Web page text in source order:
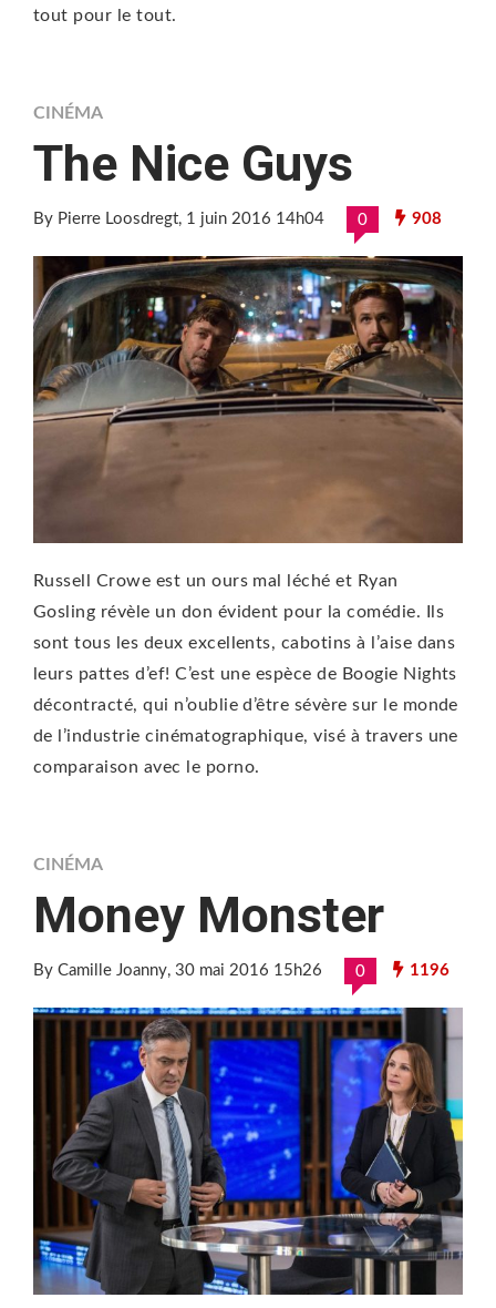
tout pour le tout.
CINÉMA
The Nice Guys
By Pierre Loosdregt, 1 juin 2016 14h04 0 908
Russell Crowe est un ours mal léché et Ryan
Gosling révèle un don évident pour la comédie. Ils
sont tous les deux excellents, cabotins à l’aise dans
leurs pattes d’ef! C’est une espèce de Boogie Nights
décontracté, qui n’oublie d’être sévère sur le monde
de l’industrie cinématographique, visé à travers une
comparaison avec le porno.
CINÉMA
Money Monster
By Camille Joanny, 30 mai 2016 15h26 0 1196